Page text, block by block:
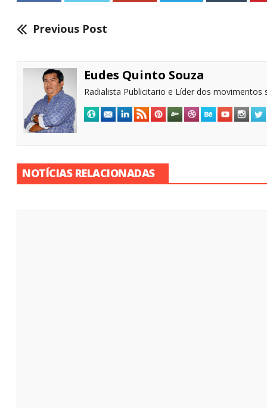
Previous Post
Eudes Quinto Souza
Radialista Publicitario e Líder dos movimentos
NOTÍCIAS RELACIONADAS